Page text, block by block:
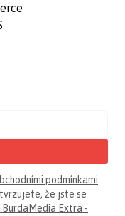
podmínkami
že jste se
BurdaMedia Extra -